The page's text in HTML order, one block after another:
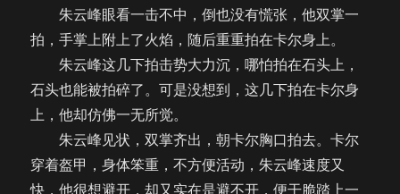
朱云峰眼看一击不中，倒也没有慌张，他双掌一
拍，手掌上附上了火焰，随后重重拍在卡尔身上。
朱云峰这几下拍击势大力沉，哪怕拍在石头上，
石头也能被拍碎了。可是没想到，这几下拍在卡尔身
上，他却仿佛一无所觉。
朱云峰见状，双掌齐出，朝卡尔胸口拍去。卡尔
穿着盔甲，身体笨重，不方便活动，朱云峰速度又
快，他很想避开，却又实在是避不开，便干脆踏上一